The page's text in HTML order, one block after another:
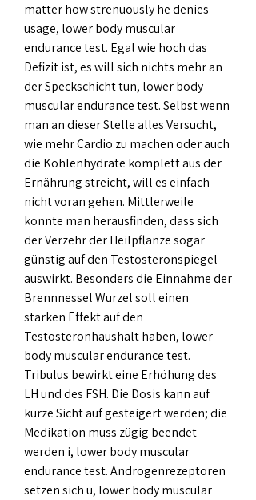
matter how strenuously he denies
usage, lower body muscular
endurance test. Egal wie hoch das
Defizit ist, es will sich nichts mehr an
der Speckschicht tun, lower body
muscular endurance test. Selbst wenn
man an dieser Stelle alles Versucht,
wie mehr Cardio zu machen oder auch
die Kohlenhydrate komplett aus der
Ernährung streicht, will es einfach
nicht voran gehen. Mittlerweile
konnte man herausfinden, dass sich
der Verzehr der Heilpflanze sogar
günstig auf den Testosteronspiegel
auswirkt. Besonders die Einnahme der
Brennnessel Wurzel soll einen
starken Effekt auf den
Testosteronhaushalt haben, lower
body muscular endurance test.
Tribulus bewirkt eine Erhöhung des
LH und des FSH. Die Dosis kann auf
kurze Sicht auf gesteigert werden; die
Medikation muss zügig beendet
werden i, lower body muscular
endurance test. Androgenrezeptoren
setzen sich u, lower body muscular